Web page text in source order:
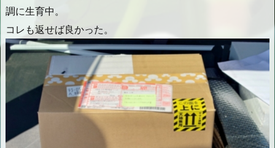
調に生育中。
コレも返せば良かった。